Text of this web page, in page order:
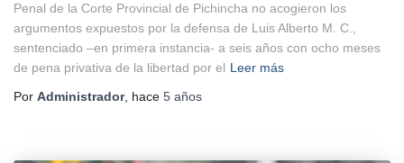
Penal de la Corte Provincial de Pichincha no acogieron los
argumentos expuestos por la defensa de Luis Alberto M. C.,
sentenciado –en primera instancia- a seis años con ocho meses
de pena privativa de la libertad por el Leer más
Por Administrador, hace 5 años